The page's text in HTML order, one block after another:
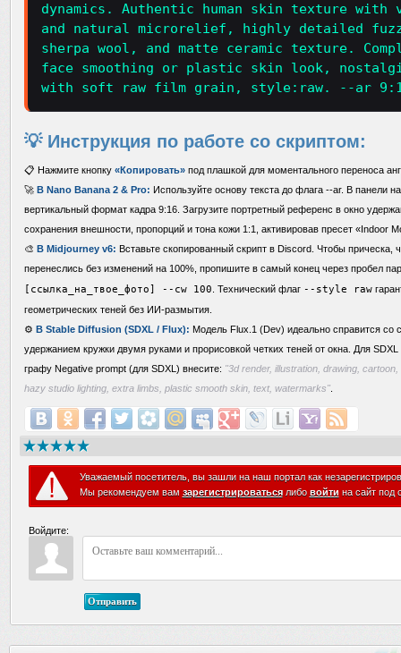
dynamics. Authentic human skin texture with
and natural microrelief, highly detailed
sherpa wool, and matte ceramic texture.
face smoothing or plastic skin look,
with soft raw film grain, style:raw. --ar
💡 Инструкция по работе со скриптом:
📋 Нажмите кнопку «Копировать» под плашкой для моментального переноса
🚀 В Nano Banana 2 & Pro: Используйте основу текста до флага --ar. В панели
вертикальный формат кадра 9:16. Загрузите портретный референс в окно
сохранения внешности, пропорций и тона кожи 1:1, активировав пресет «Indoor
🎨 В Midjourney v6: Вставьте скопированный скрипт в Discord. Чтобы прическа,
перенеслись без изменений на 100%, пропишите в самый конец через пробел
[ссылка_на_твое_фото] --cw 100 . Технический флаг --style raw
геометрических теней без ИИ-размытия.
⚙️ В Stable Diffusion (SDXL / Flux): Модель Flux.1 (Dev) идеально справится со
удержанием кружки двумя руками и прорисовкой четких теней от окна. Для
графу Negative prompt (для SDXL) внесите: "3d render, illustration, drawing,
hazy studio lighting, extra limbs, plastic smooth skin, text, watermarks"
Уважаемый посетитель, вы зашли на наш портал как
Мы рекомендуем вам зарегистрироватьсялибо войти на сайт под
Войдите:
Отправить